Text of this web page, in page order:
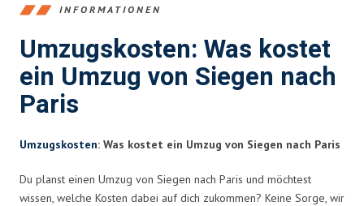
INFORMATIONEN
Umzugskosten: Was kostet
ein Umzug von Siegen nach
Paris
Umzugskosten: Was kostet ein Umzug von Siegen nach Paris
Du planst einen Umzug von Siegen nach Paris und möchtest
wissen, welche Kosten dabei auf dich zukommen? Keine Sorge, wir